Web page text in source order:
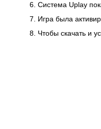
6. Cистема Uplay
7. Игра была
8. Чтобы скачать и